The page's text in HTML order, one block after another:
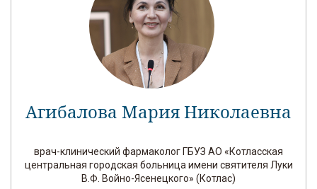
Агибалова Мария Николаевна
врач-клинический фармаколог ГБУЗ АО «Котласская
центральная городская больница имени святителя Луки
В.Ф. Войно-Ясенецкого» (Котлас)